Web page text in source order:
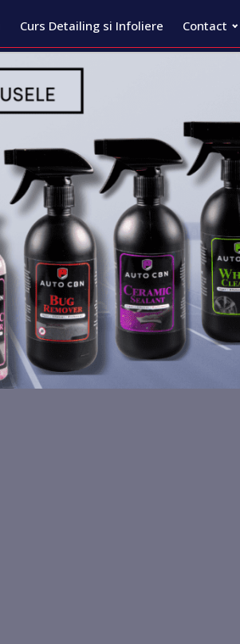
Curs Detailing si Infoliere Contact